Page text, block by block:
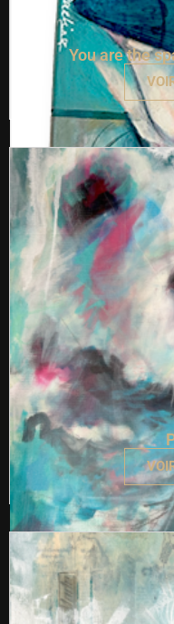
You are the